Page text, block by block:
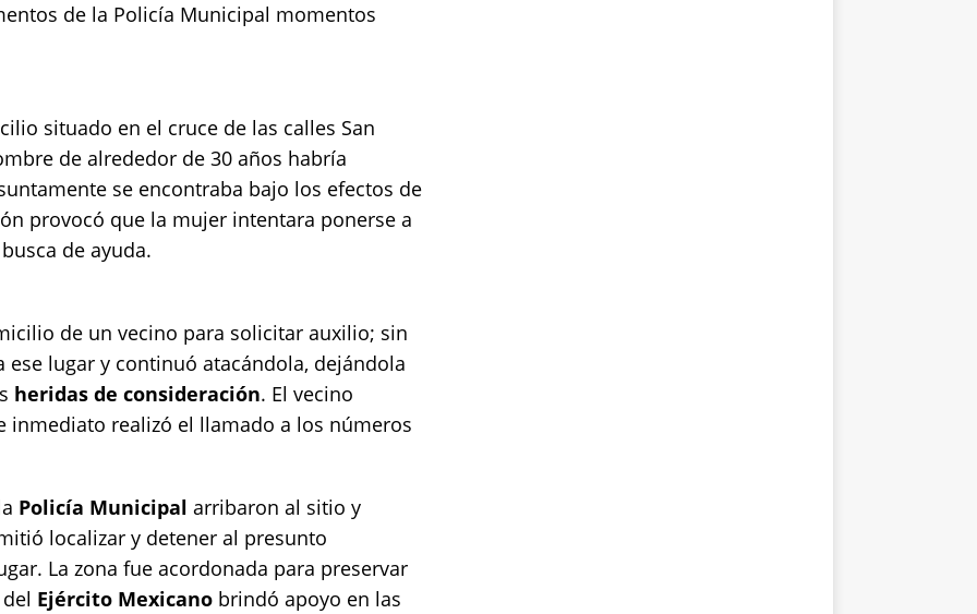
de la Policía Municipal momentos
situado en el cruce de las calles San
de alrededor de 30 años habría
se encontraba bajo los efectos de
provocó que la mujer intentara ponerse a
de ayuda.
de un vecino para solicitar auxilio; sin
lugar y continuó atacándola, dejándola
heridas de consideración. El vecino
inmediato realizó el llamado a los números
Policía Municipal arribaron al sitio y
localizar y detener al presunto
La zona fue acordonada para preservar
Ejército Mexicano brindó apoyo en las